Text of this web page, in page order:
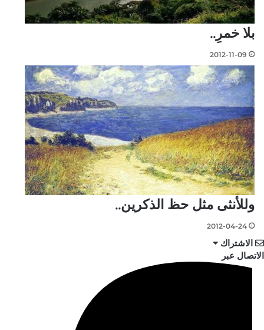
بلا خمرِ..
2012-11-09
وللأنثى مثل حظ الذكرين..
2012-04-24
الاشتراك
الاتصال عبر